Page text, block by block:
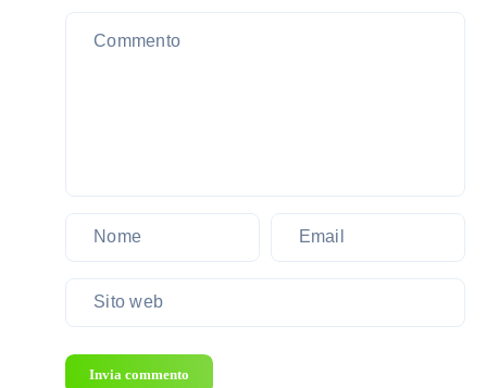
e
prezzo
Invia commento